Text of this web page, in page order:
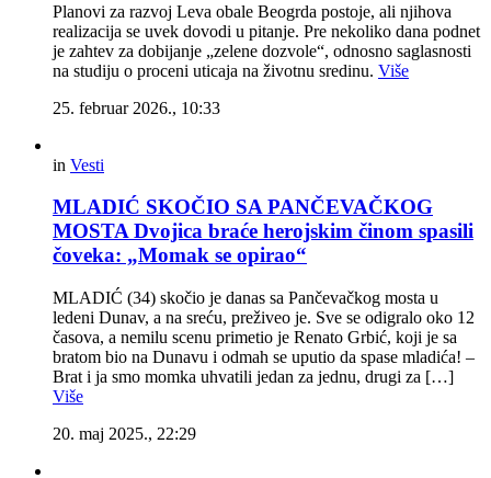
Planovi za razvoj Leva obale Beogrda postoje, ali njihova
realizacija se uvek dovodi u pitanje. Pre nekoliko dana podnet
je zahtev za dobijanje „zelene dozvole“, odnosno saglasnosti
na studiju o proceni uticaja na životnu sredinu. Više
25. februar 2026., 10:33
in Vesti
MLADIĆ SKOČIO SA PANČEVAČKOG
MOSTA Dvojica braće herojskim činom spasili
čoveka: „Momak se opirao“
MLADIĆ (34) skočio je danas sa Pančevačkog mosta u
ledeni Dunav, a na sreću, preživeo je. Sve se odigralo oko 12
časova, a nemilu scenu primetio je Renato Grbić, koji je sa
bratom bio na Dunavu i odmah se uputio da spase mladića! –
Brat i ja smo momka uhvatili jedan za jednu, drugi za […]
Više
20. maj 2025., 22:29